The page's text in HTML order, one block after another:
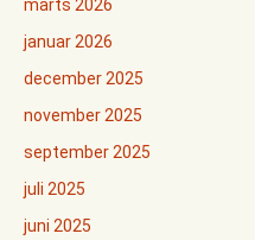
marts 2026
januar 2026
december 2025
november 2025
september 2025
juli 2025
juni 2025